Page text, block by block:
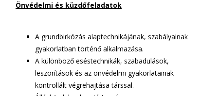
Önvédelmi és küzdőfeladatok
A grundbirkózás alaptechnikájának, szabályainak
gyakorlatban történő alkalmazása.
A különböző eséstechnikák, szabadulások,
leszorítások és az önvédelmi gyakorlatainak
kontrollált végrehajtása társsal.